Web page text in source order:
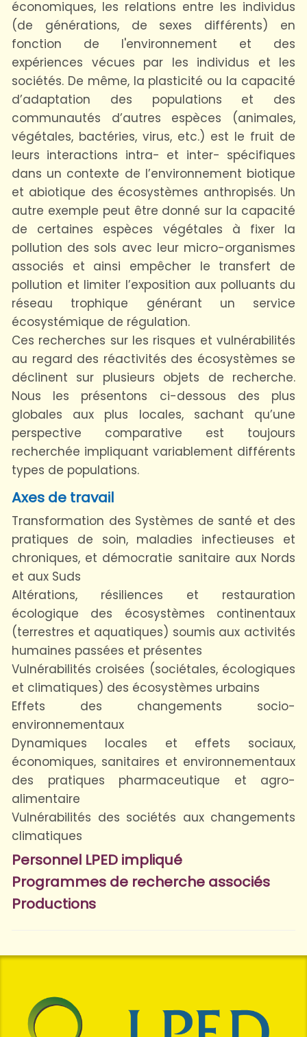
économiques, les relations entre les individus
(de générations, de sexes différents) en
fonction de l'environnement et des
expériences vécues par les individus et les
sociétés. De même, la plasticité ou la capacité
d’adaptation des populations et des
communautés d’autres espèces (animales,
végétales, bactéries, virus, etc.) est le fruit de
leurs interactions intra- et inter- spécifiques
dans un contexte de l’environnement biotique
et abiotique des écosystèmes anthropisés. Un
autre exemple peut être donné sur la capacité
de certaines espèces végétales à fixer la
pollution des sols avec leur micro-organismes
associés et ainsi empêcher le transfert de
pollution et limiter l’exposition aux polluants du
réseau trophique générant un service
écosystémique de régulation.
Ces recherches sur les risques et vulnérabilités
au regard des réactivités des écosystèmes se
déclinent sur plusieurs objets de recherche.
Nous les présentons ci-dessous des plus
globales aux plus locales, sachant qu’une
perspective comparative est toujours
recherchée impliquant variablement différents
types de populations.
Axes de travail
Transformation des Systèmes de santé et des
pratiques de soin, maladies infectieuses et
chroniques, et démocratie sanitaire aux Nords
et aux Suds
Altérations, résiliences et restauration
écologique des écosystèmes continentaux
(terrestres et aquatiques) soumis aux activités
humaines passées et présentes
Vulnérabilités croisées (sociétales, écologiques
et climatiques) des écosystèmes urbains
Effets des changements socio-
environnementaux
Dynamiques locales et effets sociaux,
économiques, sanitaires et environnementaux
des pratiques pharmaceutique et agro-
alimentaire
Vulnérabilités des sociétés aux changements
climatiques
Personnel LPED impliqué
Programmes de recherche associés
Productions